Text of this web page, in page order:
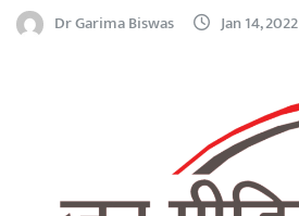
Dr Garima Biswas Jan 14, 2022